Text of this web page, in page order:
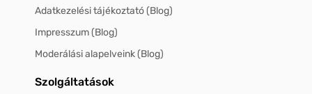
Adatkezelési tájékoztató (Blog)
Impresszum (Blog)
Moderálási alapelveink (Blog)
Szolgáltatások